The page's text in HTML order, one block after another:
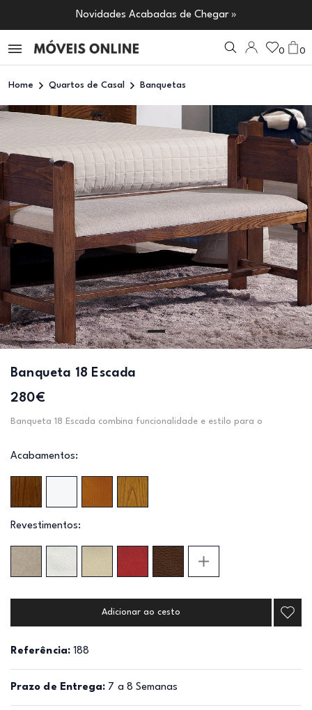
Novidades Acabadas de Chegar »
0 0
Home Quartos de Casal Banquetas
Banqueta 18 Escada
280€
Banqueta 18 Escada combina funcionalidade e estilo para o
Acabamentos:
Revestimentos:
Adicionar ao cesto
Referência: 188
Prazo de Entrega: 7 a 8 Semanas